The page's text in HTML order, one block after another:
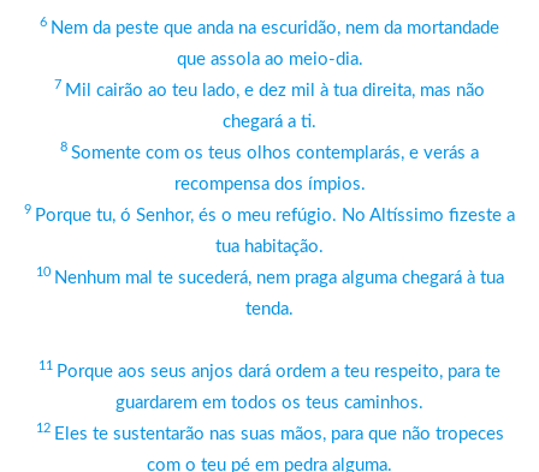
6 Nem da peste que anda na escuridão, nem da mortandade
que assola ao meio-dia.
7 Mil cairão ao teu lado, e dez mil à tua direita, mas não
chegará a ti.
8 Somente com os teus olhos contemplarás, e verás a
recompensa dos ímpios.
9 Porque tu, ó Senhor, és o meu refúgio. No Altíssimo fizeste a
tua habitação.
10 Nenhum mal te sucederá, nem praga alguma chegará à tua
tenda.
11 Porque aos seus anjos dará ordem a teu respeito, para te
guardarem em todos os teus caminhos.
12 Eles te sustentarão nas suas mãos, para que não tropeces
com o teu pé em pedra alguma.